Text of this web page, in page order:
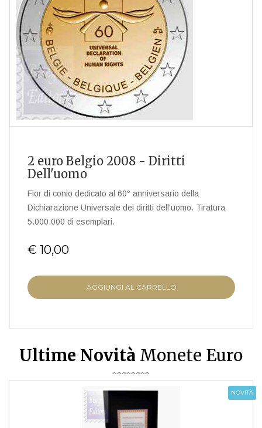
2 euro Belgio 2008 - Diritti
Dell'uomo
Fior di conio dedicato al 60° anniversario della
Dichiarazione Universale dei diritti dell'uomo. Tiratura
5.000.000 di esemplari.
€ 10,00
AGGIUNGI AL CARRELLO
Ultime Novità Monete Euro
NOVITÀ